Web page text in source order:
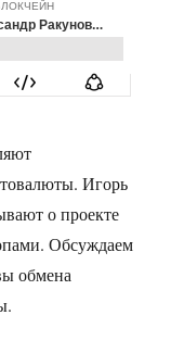
Игорь
о проекте
Обсуждаем
обмена